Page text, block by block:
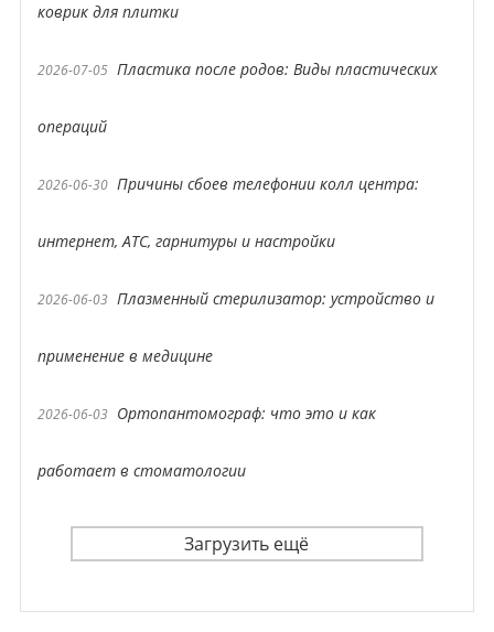
коврик для плитки
2026-07-05 Пластика после родов: Виды пластических
операций
2026-06-30 Причины сбоев телефонии колл центра:
интернет, АТС, гарнитуры и настройки
2026-06-03 Плазменный стерилизатор: устройство и
применение в медицине
2026-06-03 Ортопантомограф: что это и как
работает в стоматологии
Загрузить ещё